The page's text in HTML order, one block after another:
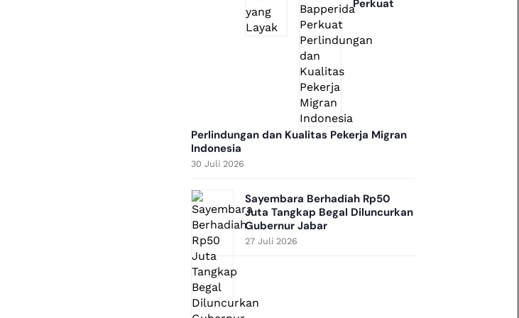
Perkuat
Perlindungan dan Kualitas Pekerja Migran
Indonesia
30 Juli 2026
Sayembara Berhadiah Rp50
Juta Tangkap Begal Diluncurkan
Gubernur Jabar
27 Juli 2026